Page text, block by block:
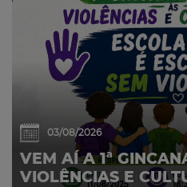
03/08/2026
VEM AÍ A 1ª
VIOLÊNCIAS E